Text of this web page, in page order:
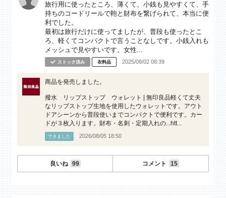
旅行用に使ったところ、薄くて、小銭も見やすくて、手
持ちのコードリールで鞄と財布を繋げられて、本当に便
利でした。
最初は旅行だけに使ってましたが、普段も使ったとこ
ろ、軽くてコンパクトで言うことなしです。小銭入れも
メッシュで見やすいです。女性...
ストック済み 衣料品 2025/08/02 08:39
商品を発売しました。
撥水 リップストップ ウォレット | 無印良品軽くて丈夫
なリップストップ生地を使用したウォレットです。アウト
ドアシーンから普段使いまでコンパクトで便利です。カー
ドが３枚入ります。財布・名刺・定期入れの...htt...
できました 2026/08/05 18:50
良いね 99 コメント 15